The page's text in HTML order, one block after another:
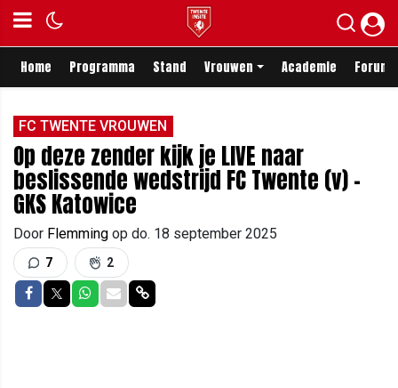
Home Programma Stand Vrouwen Academie Forum
FC TWENTE VROUWEN
Op deze zender kijk je LIVE naar
beslissende wedstrijd FC Twente (v) -
GKS Katowice
Door Flemming op do. 18 september 2025
7 2
Delen op Facebook
Delen op Twitter
Delen op Whatsapp
Delen via Mail
Delen via link